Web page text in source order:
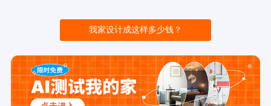
我家设计成这样多少钱？